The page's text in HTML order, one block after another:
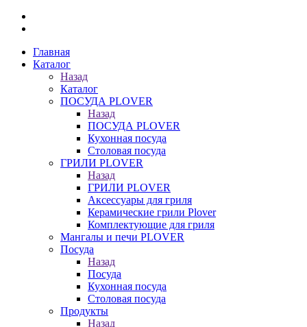
Главная
Каталог
Назад
Каталог
ПОСУДА PLOVER
Назад
ПОСУДА PLOVER
Кухонная посуда
Столовая посуда
ГРИЛИ PLOVER
Назад
ГРИЛИ PLOVER
Аксессуары для гриля
Керамические грили Plover
Комплектующие для гриля
Мангалы и печи PLOVER
Посуда
Назад
Посуда
Кухонная посуда
Столовая посуда
Продукты
Назад